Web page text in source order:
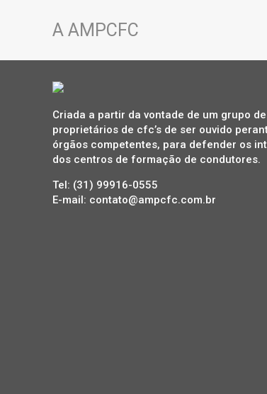
A AMPCFC
Criada a partir da vontade de um grupo de
proprietários de cfc’s de ser ouvido
órgãos competentes, para defender os
dos centros de formação de condutores.
Tel: (31) 99916-0555
E-mail: contato@ampcfc.com.br